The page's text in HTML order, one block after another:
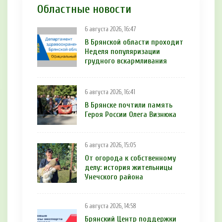
Областные новости
6 августа 2026, 16:47
В Брянской области проходит
Неделя популяризации
грудного вскармливания
6 августа 2026, 16:41
В Брянске почтили память
Героя России Олега Визнюка
6 августа 2026, 15:05
От огорода к собственному
делу: история жительницы
Унечского района
6 августа 2026, 14:58
Брянский Центр поддержки